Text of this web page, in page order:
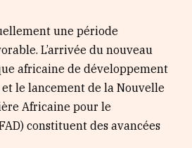
une période
L’arrivée du nouveau
africaine de développement
et le lancement de la Nouvelle
Africaine pour le
constituent des avancées